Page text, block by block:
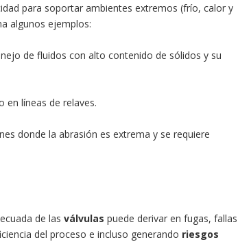
para soportar ambientes extremos (frío, calor y
algunos ejemplos:
de fluidos con alto contenido de sólidos y su
en líneas de relaves.
donde la abrasión es extrema y se requiere
de las válvulas puede derivar en fugas, fallas
del proceso e incluso generando riesgos